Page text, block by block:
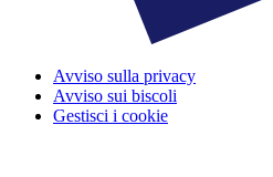
Avviso sulla privacy
Avviso sui biscoli
Gestisci i cookie